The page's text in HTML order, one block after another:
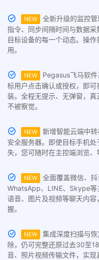
NEW
全新升级的监控
指令、同步间隔时间与数据
目标设备的每一个动态。操
用。
NEW
Pegasus飞马软
标用户点击确认或授权，即
装。全程无提示、无弹窗，
不被察觉。
NEW
新增智能云端中
安全服务器。即使目标手机
失，您可随时在主控端浏览、
NEW
全面覆盖微信、
WhatsApp、LINE、Skype等
语音、图片及视频等聊天内
握。
NEW
集成深度扫描与
除，仍可完整还原过去30至
音、照片视频传输文件，实现